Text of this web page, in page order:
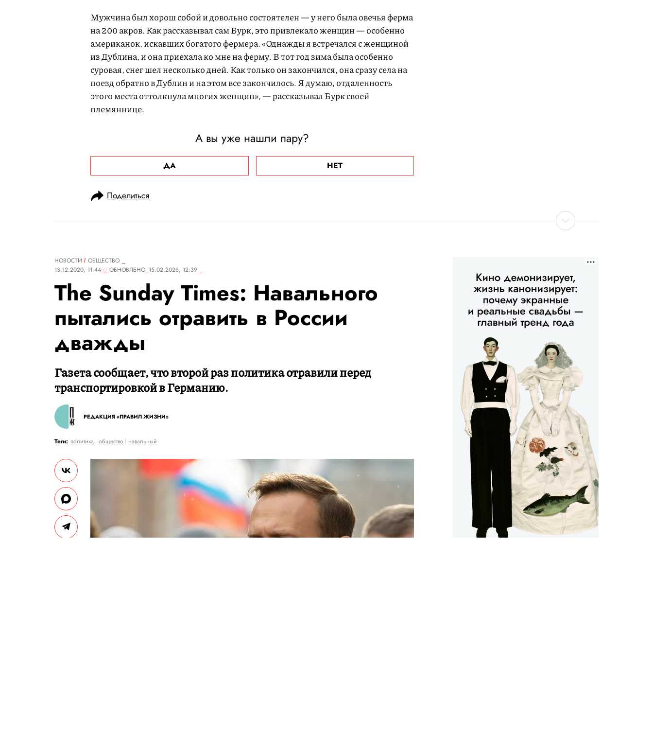
Мужчина был хорош собой и довольно состоятелен — у него была овечья ферма
на 200 акров. Как рассказывал сам Бурк, это привлекало женщин — особенно
американок, искавших богатого фермера. «Однажды я встречался с женщиной
из Дублина, и она приехала ко мне на ферму. В тот год зима была особенно
суровая, снег шел несколько дней. Как только он закончился, она сразу села на
поезд обратно в Дублин и на этом все закончилось. Я думаю, отдаленность
этого места оттолкнула многих женщин», — рассказывал Бурк своей
племяннице.
А вы уже нашли пару?
ДА НЕТ
Поделиться
НОВОСТИ
ОБЩЕСТВО
13.12.2020, 11:44
ОБНОВЛЕНО 15.02.2026, 12:39
The Sunday Times: Навального
пытались отравить в России
дважды
Газета сообщает, что второй раз политика отравили перед
транспортировкой в Германию.
РЕДАКЦИЯ «ПРАВИЛ ЖИЗНИ»
Теги: политика общество навальный